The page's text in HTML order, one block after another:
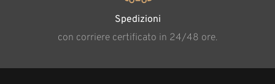
Spedizioni
con corriere certificato in 24/48 ore.